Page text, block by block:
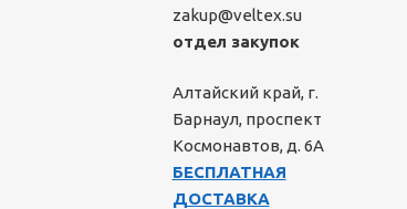
zakup@veltex.su
отдел закупок
Алтайский край, г.
Барнаул, проспект
Космонавтов, д. 6А
БЕСПЛАТНАЯ
ДОСТАВКА